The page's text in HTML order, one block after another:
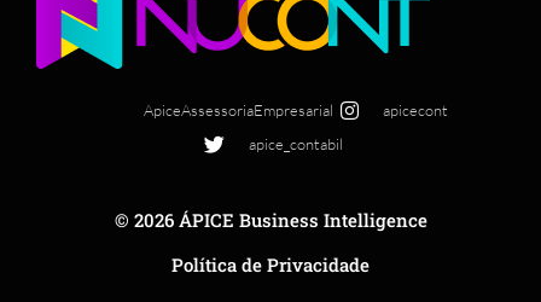
ApiceAssessoriaEmpresarial
apicecont
apice_contabil
© 2026 ÁPICE Business Intelligence
Política de Privacidade